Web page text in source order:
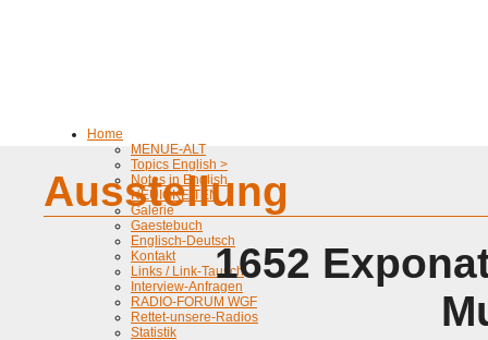
Home
MENUE-ALT
Topics English >
Notes in English
NEUIGKEITEN
Galerie
Gaestebuch
Englisch-Deutsch
Kontakt
Links / Link-Tausch
Interview-Anfragen
RADIO-FORUM WGF
Rettet-unsere-Radios
Statistik
Ausstellung
1652